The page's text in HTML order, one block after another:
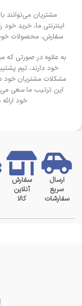
مشتریان می‌توانند
اینترنتی ما، خرید
سفارش، محصولات خود
به علاوه در صورتی که
خود دارند، تیم
مشکلات مشتریان خود
این ترتیب ما سعی
خود
ارسال
سریع
سفارشات
سفارش
آنلاین
کالا